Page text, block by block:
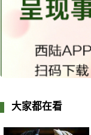
大家都在看